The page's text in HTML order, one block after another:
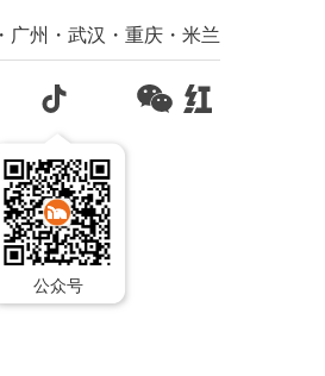
广州・武汉・重庆・米兰
公众号